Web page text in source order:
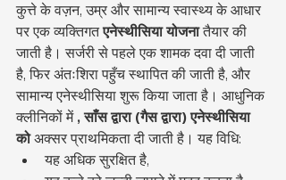
कुत्ते के वज़न, उम्र और सामान्य स्वास्थ्य के आधार
पर एक व्यक्तिगत एनेस्थीसिया योजना तैयार की
जाती है। सर्जरी से पहले एक शामक दवा दी जाती
है, फिर अंतःशिरा पहुँच स्थापित की जाती है, और
सामान्य एनेस्थीसिया शुरू किया जाता है। आधुनिक
क्लीनिकों में , साँस द्वारा (गैस द्वारा) एनेस्थीसिया
को अक्सर प्राथमिकता दी जाती है। यह विधि:
यह अधिक सुरक्षित है,